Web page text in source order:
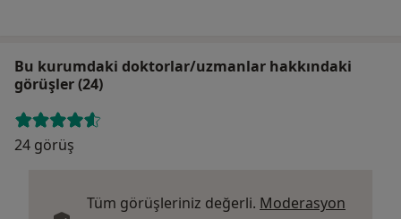
Bu kurumdaki doktorlar/uzmanlar hakkındaki
görüşler (24)
24 görüş
Tüm görüşleriniz değerli. Moderasyon